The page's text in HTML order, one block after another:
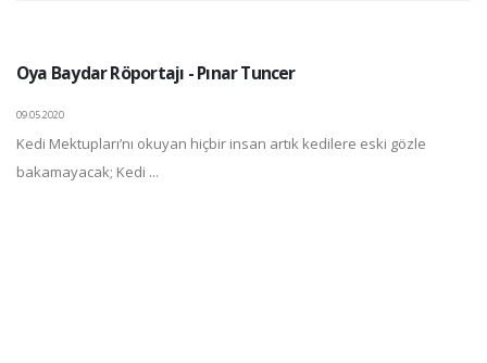
Oya Baydar Röportajı - Pınar Tuncer
09.05.2020
Kedi Mektupları’nı okuyan hiçbir insan artık kedilere eski gözle
bakamayacak; Kedi ...